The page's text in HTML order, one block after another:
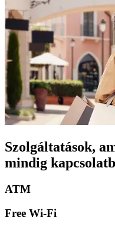
Szolgáltatások,
mindig
ATM
Free Wi-Fi